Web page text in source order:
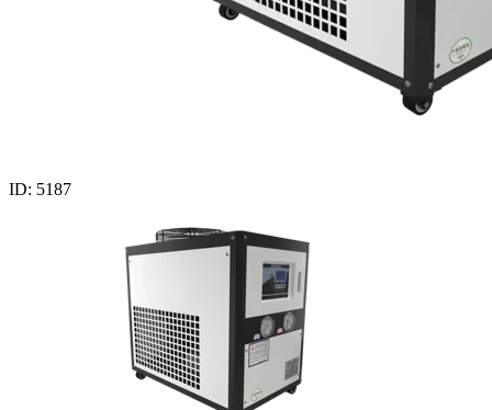
ID: 5187